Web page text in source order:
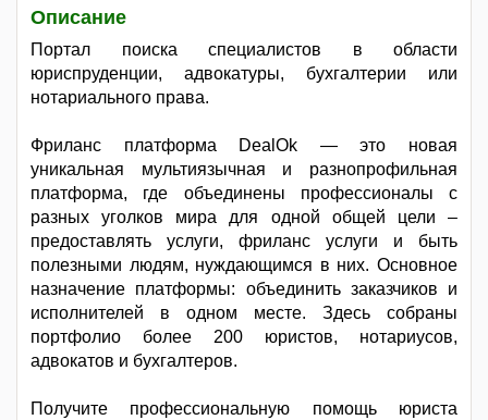
Описание
Портал поиска специалистов в области
юриспруденции, адвокатуры, бухгалтерии или
нотариального права.
Фриланс платформа DealOk — это новая
уникальная мультиязычная и разнопрофильная
платформа, где объединены профессионалы с
разных уголков мира для одной общей цели –
предоставлять услуги, фриланс услуги и быть
полезными людям, нуждающимся в них. Основное
назначение платформы: объединить заказчиков и
исполнителей в одном месте. Здесь собраны
портфолио более 200 юристов, нотариусов,
адвокатов и бухгалтеров.
Получите профессиональную помощь юриста